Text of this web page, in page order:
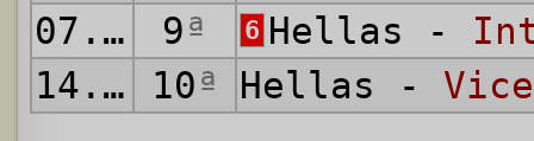
07.06.1914
9ª 6 Hellas -
14.06.1914
10ª Hellas -